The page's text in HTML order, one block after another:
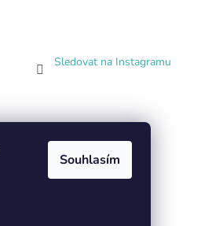
Souhlasím
Sledovat na Instagramu